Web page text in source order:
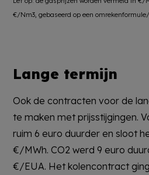
€/Nm3, gebaseerd op een omrekenformule/
Lange termijn
Ook de contracten voor de
te maken met prijsstijgingen.
ruim 6 euro duurder en sloot
€/MWh. CO2 werd 9 euro
€/EUA. Het kolencontract